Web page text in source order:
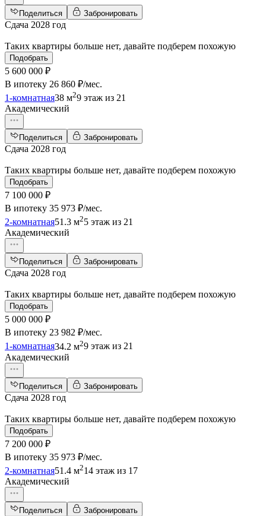
Поделиться Забронировать
Сдача 2028 год
Таких квартиры больше нет, давайте подберем похожую
Подобрать
5 600 000 ₽
В ипотеку 26 860 ₽/мес.
1-комнатная38 м29 этаж из 21
Академический
Поделиться Забронировать
Сдача 2028 год
Таких квартиры больше нет, давайте подберем похожую
Подобрать
7 100 000 ₽
В ипотеку 35 973 ₽/мес.
2-комнатная51.3 м25 этаж из 21
Академический
Поделиться Забронировать
Сдача 2028 год
Таких квартиры больше нет, давайте подберем похожую
Подобрать
5 000 000 ₽
В ипотеку 23 982 ₽/мес.
1-комнатная34.2 м29 этаж из 21
Академический
Поделиться Забронировать
Сдача 2028 год
Таких квартиры больше нет, давайте подберем похожую
Подобрать
7 200 000 ₽
В ипотеку 35 973 ₽/мес.
2-комнатная51.4 м214 этаж из 17
Академический
Поделиться Забронировать